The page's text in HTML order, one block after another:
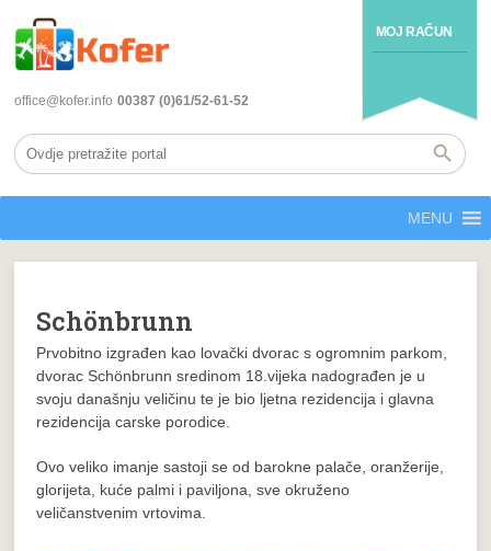
MOJ RAČUN
office@kofer.info 00387 (0)61/52-61-52
MENU
Schönbrunn
Prvobitno izgrađen kao lovački dvorac s ogromnim parkom,
dvorac Schönbrunn sredinom 18.vijeka nadograđen je u
svoju današnju veličinu te je bio ljetna rezidencija i glavna
rezidencija carske porodice.
Ovo veliko imanje sastoji se od barokne palače, oranžerije,
glorijeta, kuće palmi i paviljona, sve okruženo
veličanstvenim vrtovima.